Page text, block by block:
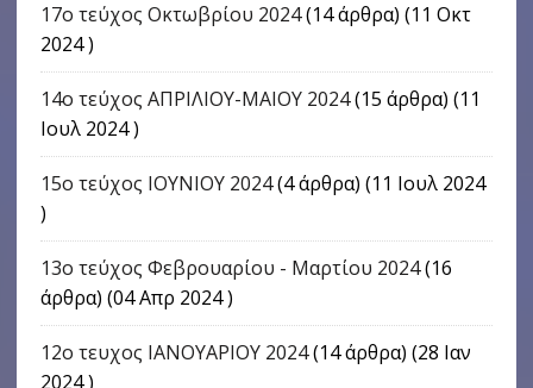
17o τεύχος Οκτωβρίου 2024(14 άρθρα) (11 Οκτ
2024 )
14ο τεύχος ΑΠΡΙΛΙΟΥ-ΜΑΙΟΥ 2024(15 άρθρα) (11
Ιουλ 2024 )
15ο τεύχος ΙΟΥΝΙΟΥ 2024(4 άρθρα) (11 Ιουλ 2024
)
13ο τεύχος Φεβρουαρίου - Μαρτίου 2024(16
άρθρα) (04 Απρ 2024 )
12ο τευχος ΙΑΝΟΥΑΡΙΟΥ 2024(14 άρθρα) (28 Ιαν
2024 )